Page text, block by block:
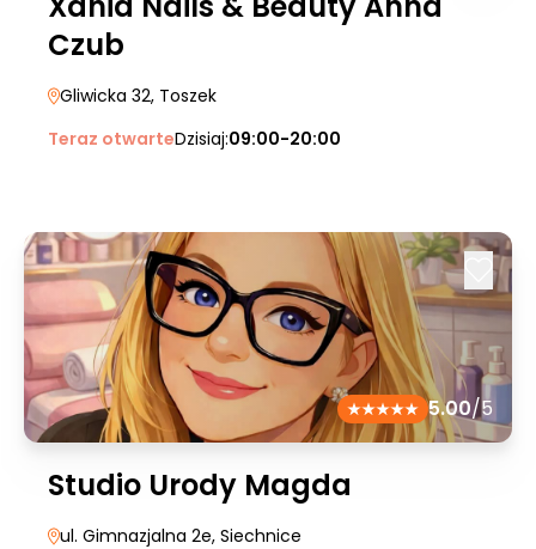
Czub
Gliwicka 32, Toszek
Teraz otwarteDzisiaj:09:00-20:00
5.00/5
Studio Urody Magda
ul. Gimnazjalna 2e, Siechnice